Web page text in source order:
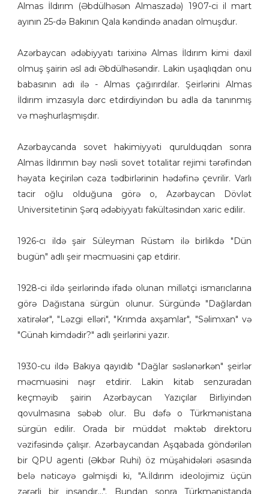
Almas İldırım (Əbdülhəsən Almaszadə) 1907-ci il mart
ayının 25-də Bakının Qala kəndində anadan olmuşdur.
Azərbaycan ədəbiyyatı tarixinə Almas İldırım kimi daxil
olmuş şairin əsl adı Əbdülhəsəndir. Lakin uşaqlıqdan onu
babasının adı ilə - Almas çağırırdılar. Şeirlərini Almas
İldırım imzasıyla dərc etdirdiyindən bu adla da tanınmış
və məşhurlaşmışdır.
Azərbaycanda sovet hakimiyyəti qurulduqdan sonra
Almas İldırımın bəy nəsli sovet totalitar rejimi tərəfindən
həyata keçirilən cəza tədbirlərinin hədəfinə çevrilir. Varlı
tacir oğlu olduğuna görə o, Azərbaycan Dövlət
Universitetinin Şərq ədəbiyyatı fakültəsindən xaric edilir.
1926-cı ildə şair Süleyman Rüstəm ilə birlikdə "Dün
bugün" adlı şeir məcmuəsini çap etdirir.
1928-ci ildə şeirlərində ifadə olunan millətçi ismarıclarına
görə Dağıstana sürgün olunur. Sürgündə "Dağlardan
xatirələr", "Ləzgi elləri", "Krımda axşamlar", "Səlimxan" və
"Günah kimdədir?" adlı şeirlərini yazır.
1930-cu ildə Bakıya qayıdıb "Dağlar səslənərkən" şeirlər
məcmuəsini nəşr etdirir. Lakin kitab senzuradan
keçməyib şairin Azərbaycan Yazıçılar Birliyindən
qovulmasına səbəb olur. Bu dəfə o Türkmənistana
sürgün edilir. Orada bir müddət məktəb direktoru
vəzifəsində çalışır. Azərbaycandan Aşqabada göndərilən
bir QPU agenti (Əkbər Ruhi) öz müşahidələri əsasında
belə nəticəyə gəlmişdi ki, "A.İldırım ideolojimiz üçün
zərərli bir insandır...". Bundan sonra Türkmənistanda